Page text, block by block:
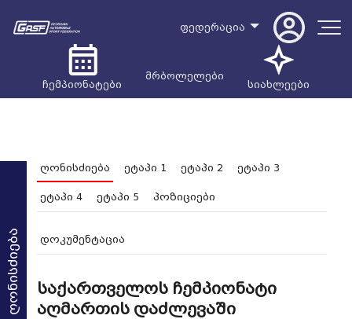
ფედერაცია
ჩემპიონატები
მრბოლელები
სიახლეები
ღონისძიება
ღონისძიება ეტაპი 1 ეტაპი 2 ეტაპი 3
ეტაპი 4 ეტაპი 5 პოზიციები
დოკუმენტაცია
საქართველოს ჩემპიონატი
აღმართის დაძლევაში